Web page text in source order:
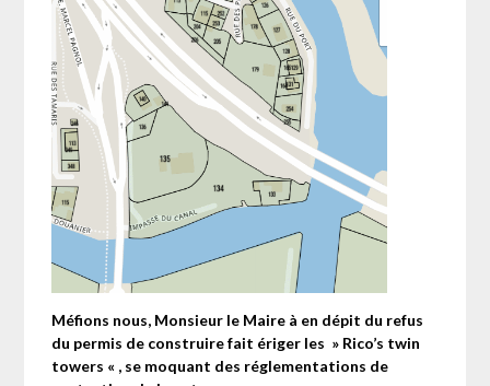
Méfions nous, Monsieur le Maire à en dépit du refus
du permis de construire fait ériger les » Rico’s twin
towers « , se moquant des réglementations de